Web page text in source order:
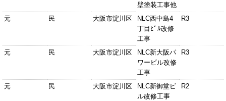
壁塗装工事他
元 民 大阪市淀川区
NLC西中島4
丁目ﾋﾞﾙ改修
工事
R3
元 民 大阪市淀川区
NLC新大阪パ
ワービル改修
工事
R3
元 民 大阪市淀川区
NLC新御堂ビ
ル改修工事
R2